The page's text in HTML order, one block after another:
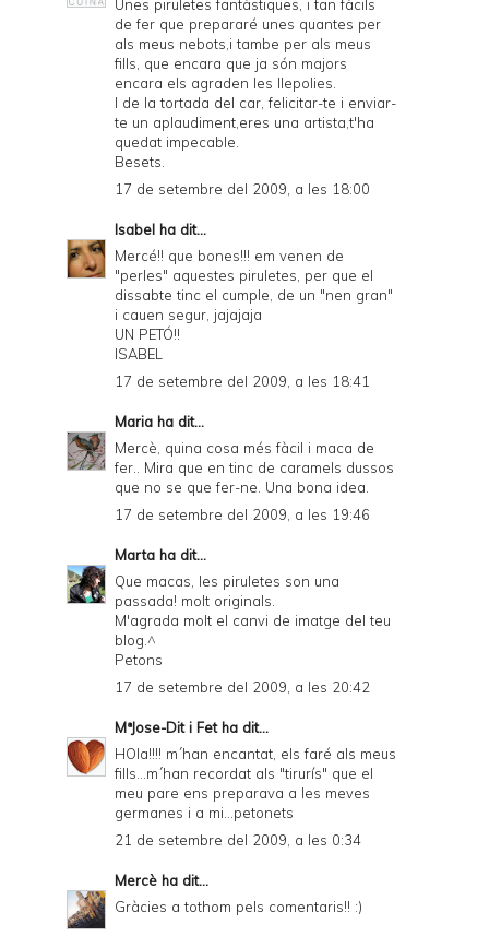
Unes piruletes fantàstiques, i tan fàcils
de fer que prepararé unes quantes per
als meus nebots,i tambe per als meus
fills, que encara que ja són majors
encara els agraden les llepolies.
I de la tortada del car, felicitar-te i enviar-
te un aplaudiment,eres una artista,t'ha
quedat impecable.
Besets.
17 de setembre del 2009, a les 18:00
Isabel ha dit...
Mercé!! que bones!!! em venen de
"perles" aquestes piruletes, per que el
dissabte tinc el cumple, de un "nen gran"
i cauen segur, jajajaja
UN PETÓ!!
ISABEL
17 de setembre del 2009, a les 18:41
Maria ha dit...
Mercè, quina cosa més fàcil i maca de
fer.. Mira que en tinc de caramels dussos
que no se que fer-ne. Una bona idea.
17 de setembre del 2009, a les 19:46
Marta ha dit...
Que macas, les piruletes son una
passada! molt originals.
M'agrada molt el canvi de imatge del teu
blog.^
Petons
17 de setembre del 2009, a les 20:42
MªJose-Dit i Fetha dit...
HOla!!!! m´han encantat, els faré als meus
fills...m´han recordat als "tirurís" que el
meu pare ens preparava a les meves
germanes i a mi...petonets
21 de setembre del 2009, a les 0:34
Mercè ha dit...
Gràcies a tothom pels comentaris!! :)